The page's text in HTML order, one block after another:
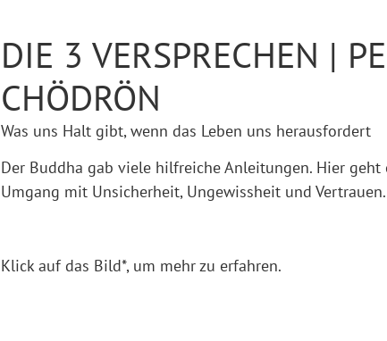
DIE 3 VERSPRECHEN |
CHÖDRÖN
Was uns Halt gibt, wenn das Leben uns herausfordert
Der Buddha gab viele hilfreiche Anleitungen. Hier geht
Umgang mit Unsicherheit, Ungewissheit und Vertrauen.
Klick auf das Bild*, um mehr zu erfahren.